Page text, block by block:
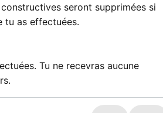
seront supprimées si
tu as effectuées.
Tu ne recevras aucune